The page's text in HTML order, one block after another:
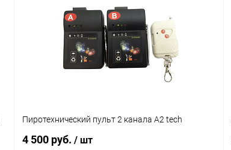
Купить в 1 клик Сравнение
В избранное В наличии
Пиротехнический пульт 2 канала A2 tech
4 500 руб. / шт